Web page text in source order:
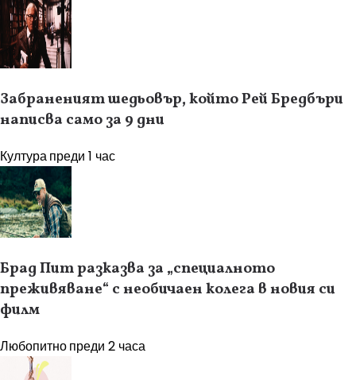
Забраненият шедьовър, който Рей Бредбъри
написва само за 9 дни
Културапреди 1 час
Брад Пит разказва за „специалното
преживяване“ с необичаен колега в новия си
филм
Любопитнопреди 2 часа